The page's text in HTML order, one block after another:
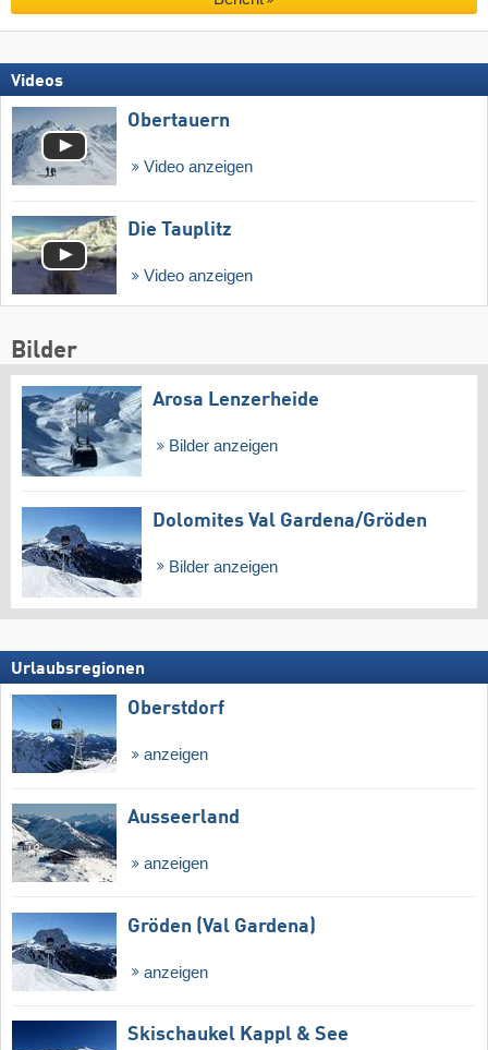
Videos
Obertauern
Video anzeigen
Die Tauplitz
Video anzeigen
Bilder
Arosa Lenzerheide
Bilder anzeigen
Dolomites Val Gardena/​Gröden
Bilder anzeigen
Urlaubsregionen
Oberstdorf
anzeigen
Ausseerland
anzeigen
Gröden (Val Gardena)
anzeigen
Skischaukel Kappl & See